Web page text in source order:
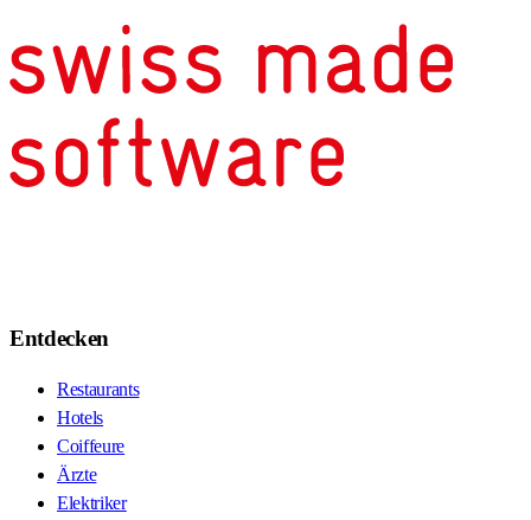
Entdecken
Restaurants
Hotels
Coiffeure
Ärzte
Elektriker